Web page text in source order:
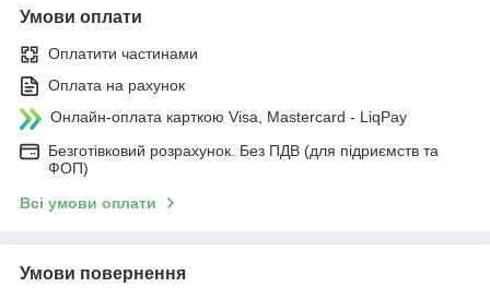
Умови оплати
Оплатити частинами
Оплата на рахунок
Онлайн-оплата карткою Visa, Mastercard - LiqPay
Безготівковий розрахунок. Без ПДВ (для підриємств та
ФОП)
Всі умови оплати
Умови повернення